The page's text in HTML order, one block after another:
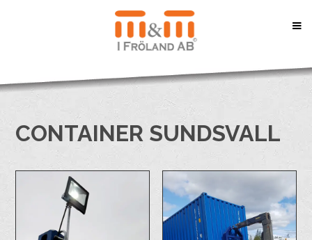
CONTAINER SUNDSVALL